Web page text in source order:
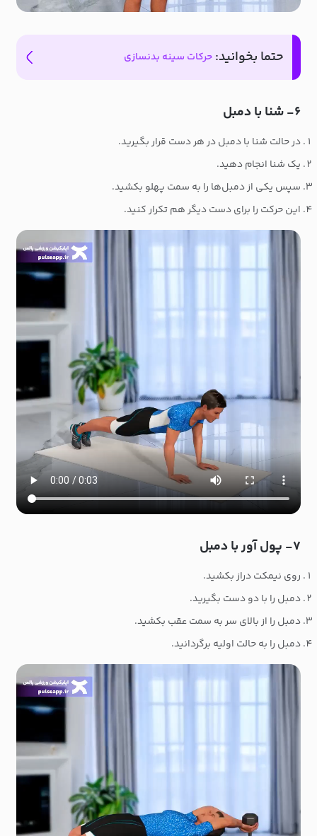
حتما بخوانید: حرکات سینه بدنسازی
۶- شنا با دمبل
در حالت شنا با دمبل در هر دست قرار بگیرید.
یک شنا انجام دهید.
سپس یکی از دمبل‌ها را به سمت پهلو بکشید.
این حرکت را برای دست دیگر هم تکرار کنید.
۷- پول آور با دمبل
روی نیمکت دراز بکشید.
دمبل را با دو دست بگیرید.
دمبل را از بالای سر به سمت عقب بکشید.
دمبل را به حالت اولیه برگردانید.